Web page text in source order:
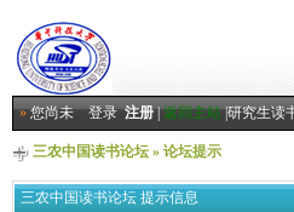
»您尚未登录 注册|返回主站|研究生读
三农中国读书论坛» 论坛提示
三农中国读书论坛 提示信息